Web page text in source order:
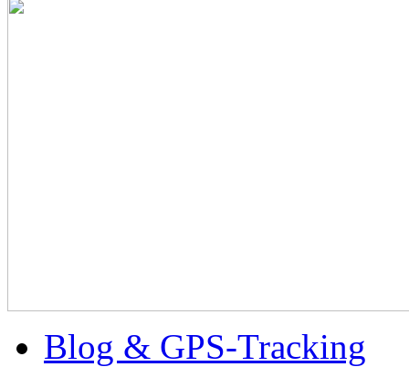
Blog & GPS-Tracking